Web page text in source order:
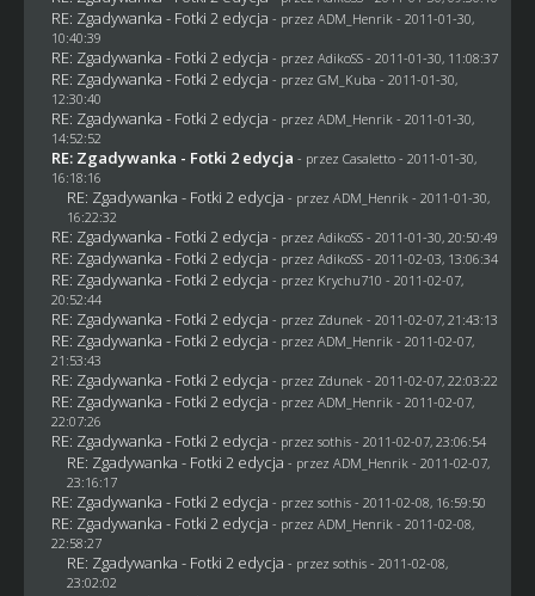
RE: Zgadywanka - Fotki 2 edycja - przez ADM_Henrik - 2011-01-30,
10:40:39
RE: Zgadywanka - Fotki 2 edycja - przez AdikoSS - 2011-01-30, 11:08:37
RE: Zgadywanka - Fotki 2 edycja - przez GM_Kuba - 2011-01-30,
12:30:40
RE: Zgadywanka - Fotki 2 edycja - przez ADM_Henrik - 2011-01-30,
14:52:52
RE: Zgadywanka - Fotki 2 edycja - przez Casaletto- 2011-01-30,
16:18:16
RE: Zgadywanka - Fotki 2 edycja - przez ADM_Henrik - 2011-01-30,
16:22:32
RE: Zgadywanka - Fotki 2 edycja - przez AdikoSS - 2011-01-30, 20:50:49
RE: Zgadywanka - Fotki 2 edycja - przez AdikoSS - 2011-02-03, 13:06:34
RE: Zgadywanka - Fotki 2 edycja - przez Krychu710 - 2011-02-07,
20:52:44
RE: Zgadywanka - Fotki 2 edycja - przez Zdunek - 2011-02-07, 21:43:13
RE: Zgadywanka - Fotki 2 edycja - przez ADM_Henrik - 2011-02-07,
21:53:43
RE: Zgadywanka - Fotki 2 edycja - przez Zdunek - 2011-02-07, 22:03:22
RE: Zgadywanka - Fotki 2 edycja - przez ADM_Henrik - 2011-02-07,
22:07:26
RE: Zgadywanka - Fotki 2 edycja - przez sothis- 2011-02-07, 23:06:54
RE: Zgadywanka - Fotki 2 edycja - przez ADM_Henrik - 2011-02-07,
23:16:17
RE: Zgadywanka - Fotki 2 edycja - przez sothis- 2011-02-08, 16:59:50
RE: Zgadywanka - Fotki 2 edycja - przez ADM_Henrik - 2011-02-08,
22:58:27
RE: Zgadywanka - Fotki 2 edycja - przez sothis- 2011-02-08,
23:02:02